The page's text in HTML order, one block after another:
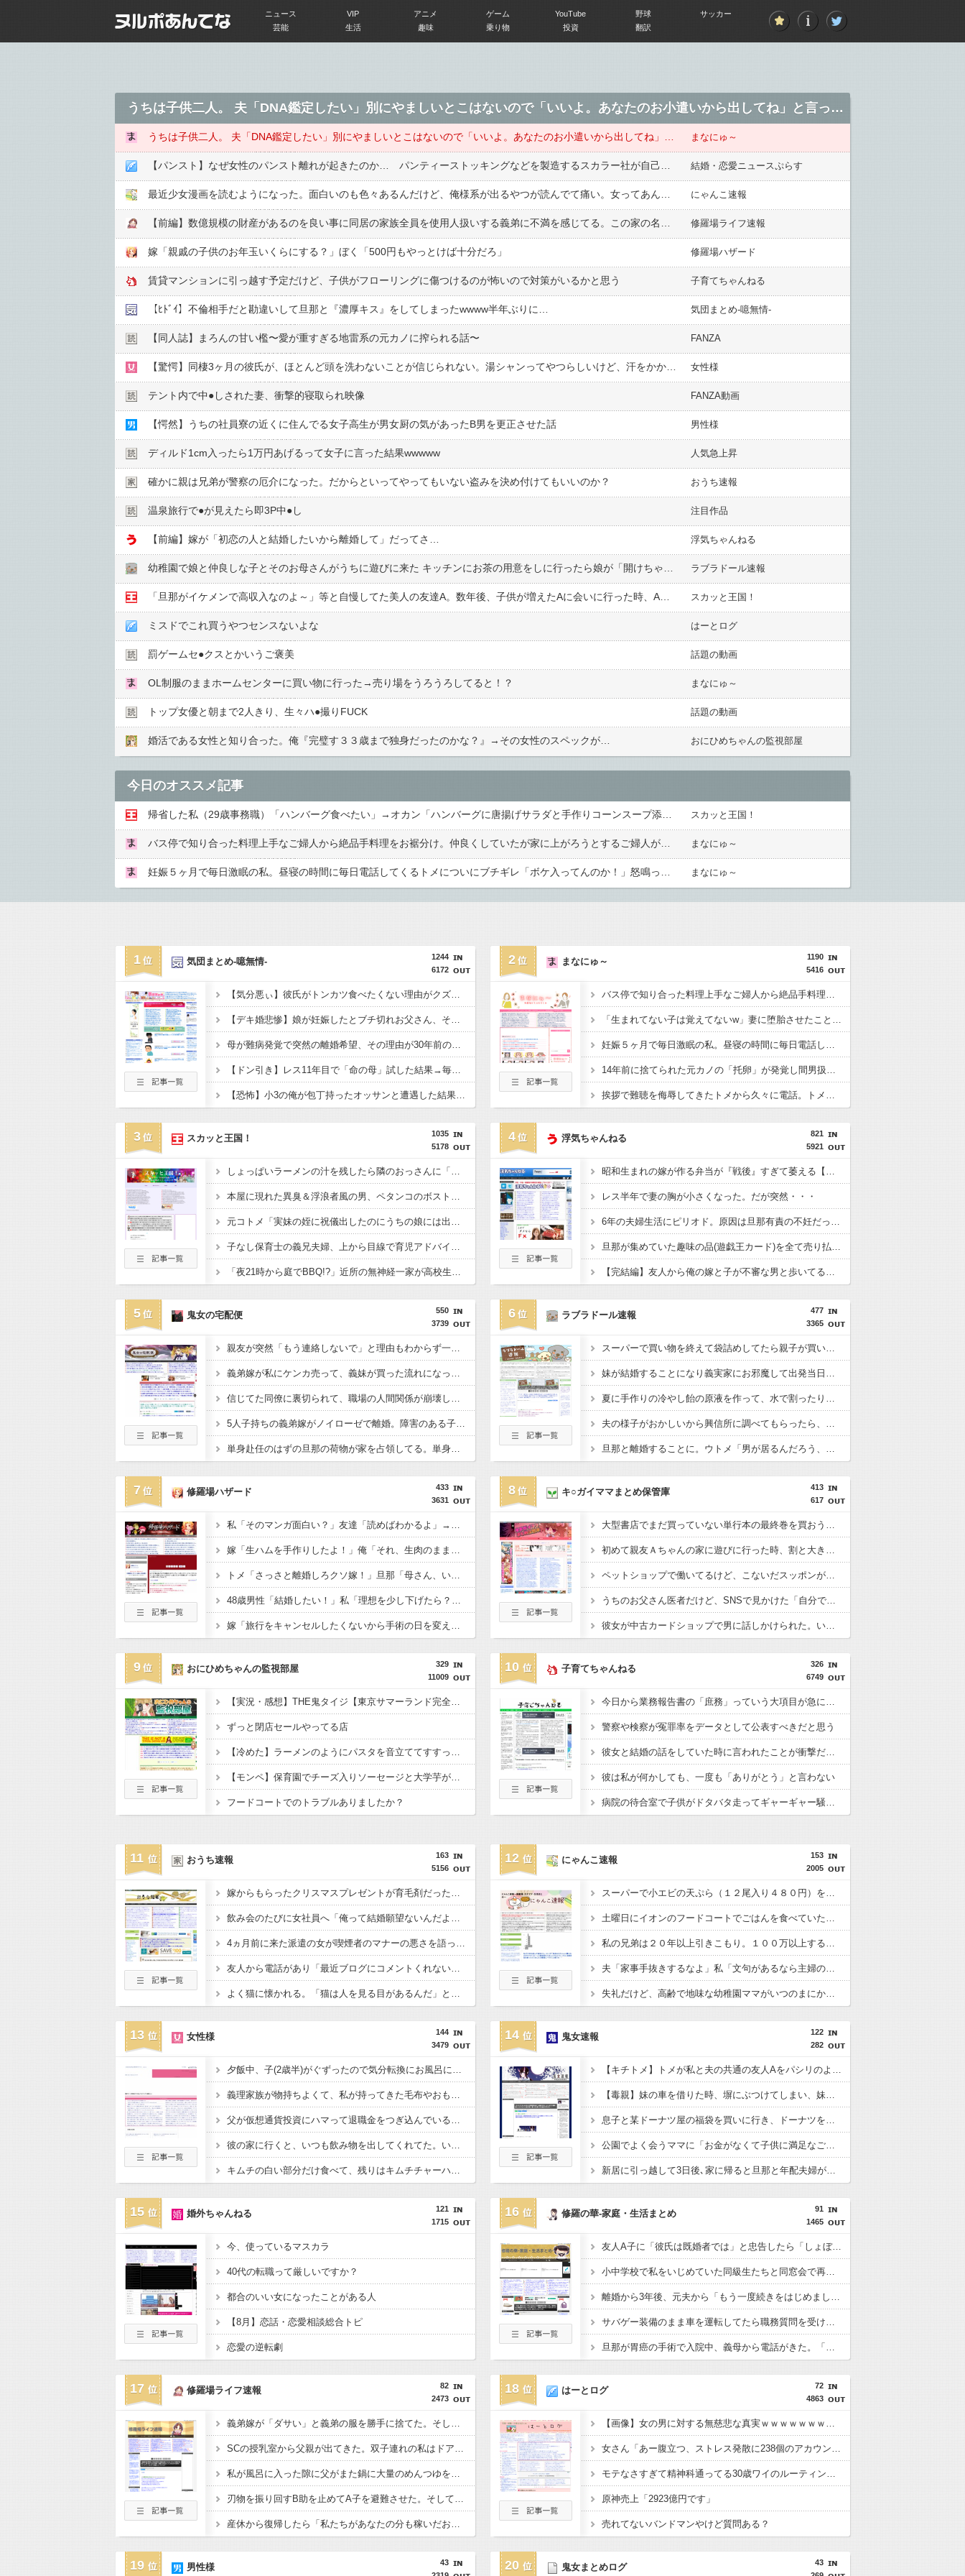
ニュース VIP アニメ ゲーム YouTube 野球
サッカー
芸能
生活 趣味 乗り物 投資 翻訳
うちは子供二人。 夫「DNA鑑定したい」別にやましいとこはないので「いいよ。あなたのお小遣いから出してね」と言ったが！？
まなにゅ～
結婚・恋愛ニュースぷらす
にゃんこ速報
修羅場ライフ速報
嫁「親戚の子供のお年玉いくらにする？」ぼく「500円もやっとけば十分だろ」 修羅場ハザード
賃貸マンションに引っ越す予定だけど、子供がフローリングに傷つけるのが怖いので対策がいるかと思う 子育てちゃんねる
【ﾋﾄﾞｲ】不倫相手だと勘違いして旦那と『濃厚キス』をしてしまったwwww半年ぶりに… 気団まとめ-噫無情-
【同人誌】まろんの甘い檻〜愛が重すぎる地雷系の元カノに搾られる話〜 FANZA
女性様
テント内で中●︎しされた妻、衝撃的寝取られ映像 FANZA動画
【愕然】うちの社員寮の近くに住んでる女子高生が男女厨の気があったB男を更正させた話 男性様
ディルド1cm入ったら1万円あげるって女子に言った結果wwwww 人気急上昇
確かに親は兄弟が警察の厄介になった。だからといってやってもいない盗みを決め付けてもいいのか？ おうち速報
温泉旅行で●︎が見えたら即3P中●︎し 注目作品
【前編】嫁が「初恋の人と結婚したいから離婚して」だってさ… 浮気ちゃんねる
ラブラドール速報
スカッと王国！
ミスドでこれ買うやつセンスないよな はーとログ
罰ゲームセ●︎クスとかいうご褒美 話題の動画
OL制服のままホームセンターに買い物に行った→売り場をうろうろしてると！？ まなにゅ～
トップ女優と朝まで2人きり、生々ハ●︎撮りFUCK 話題の動画
婚活である女性と知り合った。俺『完璧す３３歳まで独身だったのかな？』→その女性のスペックが… おにひめちゃんの監視部屋
今日のオススメ記事
スカッと王国！
まなにゅ～
まなにゅ～
1
1244
6172
気団まとめ-噫無情-
【気分悪ぃ】彼氏がトンカツ食べたくない理由がクズすぎて...ｗｗｗｗ
【デキ婚悲惨】娘が妊娠したとブチ切れお父さん、その後ｗｗｗｗ
母が難病発覚で突然の離婚希望、その理由が30年前の夫の不倫！？
【ドン引き】レス11年目で「命の母」試した結果→毎日2回の性欲にｗｗｗ
【恐怖】小3の俺が包丁持ったオッサンと遭遇した結果・・・警察が衝撃の理由を語ったｗｗｗｗ
2
1190
5416
まなにゅ～
バス停で知り合った料理上手なご婦人から絶品手料理をお裾分け。仲良くしていたが家に上がろうとするご婦人が娘に放った『失礼すぎる一言』に絶句←手料理は美味しかったのに性格クセ強すぎ
「生まれてない子は覚えてないw」妻に堕胎させたことを忘れ開き直るクソ叔父→その場にいた流産直後の嫁や子供など『10人』が泣き叫ぶ地獄絵図へ
妊娠５ヶ月で毎日激眠の私。昼寝の時間に毎日電話してくるトメについにブチギレ「ボケ入ってんのか！」怒鳴ってガチャ切りした結果ｗｗ←妊婦の睡眠を邪魔する奴は容赦しない
14年前に捨てられた元カノの「托卵」が発覚し間男扱いされた。妻の疑いの視線の中、昔捨てずに残していた『〇〇』を持ち出した結果←修理屋のオッサンの技術力とノリが神すぎる
挨拶で難聴を侮辱してきたトメから久々に電話。トメ「私は元気よ！」私「でもお義父さんから…」トメの『痔』に効く温泉を紹介してあげたら大発狂した←お義父さんノリノリで温泉行ってて草
3
1035
5178
スカッと王国！
しょっぱいラーメンの汁を残したら隣のおっさんに「何故残す！」と怒鳴られた……友人にも「スープが本体だろあり得ない」と説教されたんだが、塩分過剰だし味の好みは自由だろ！
本屋に現れた異臭＆浮浪者風の男、ペタンコのボストンバッグをパンパンにして無会計で退店！Gメンに確保され「なんで？」と本気で困惑ｗｗｗ
元コトメ「実妹の姪に祝儀出したのにうちの娘には出さないの!?差別だ100万出せ！」→断ったら我が家に侵入して1000万相当の宝飾品を泥＆夫の形見を破壊！
子なし保育士の義兄夫婦、上から目線で育児アドバイスされる日々に限界！「この時期は知育おもちゃが〜」と理想論を語り、義父母も「頼れ頼れ」とウザすぎる・・・
「夜21時から庭でBBQ!?」近所の無神経一家が高校生を集めて大騒ぎ！役所の環境課に勤める父親も放置・・ギャーギャー騒いでるのに何で注意しないの？
4
821
5921
浮気ちゃんねる
昭和生まれの嫁が作る弁当が『戦後』すぎて萎える【画像あり】
レス半年で妻の胸が小さくなった。だが突然・・・
6年の夫婦生活にピリオド。原因は旦那有責の不妊だった。不妊が発覚した地点で離婚すればよかった...
旦那が集めていた趣味の品(遊戯王カード)を全て売り払った結果こうなった
【完結編】友人から俺の嫁と子が不審な男と歩いてると聞いた俺。単身赴任先から興信所に相談した結果
5
550
3739
鬼女の宅配便
親友が突然「もう連絡しないで」と理由もわからず一方的に切られた。数年後に地元へ帰ってみると…
義弟嫁が私にケンカ売って、義妹が買った流れになってしまった。その勘違いが思わぬ方向へ転がっていき…
信じてた同僚に裏切られて、職場の人間関係が崩壊した。職場の人間関係が一気に壊れてしまい…
5人子持ちの義弟嫁がノイローゼで離婚。障害のある子を含む3人の子どもを預かることになったのだが...
単身赴任のはずの旦那の荷物が家を占領してる。単身赴任でほとんど帰らない癖に...
6
477
3365
ラブラドール速報
スーパーで買い物を終えて袋詰めしてたら親子が買い物袋山盛りのカートを一台ずつ押してた 自転車に乗せるには多すぎるので、どうするんだろうと思って見ていたら…
妹が結婚することになり義実家にお邪魔して出発当日の予定を話していた すると義兄嫁が「北海道って、ご祝儀1万8千円って指定してくるんだって？」 と聞いてきて…
夏に手作りの冷やし飴の原液を作って、水で割ったりソーダで割ったりして子供の友達にも振る舞っていた → すると子供の友達でもなんでもない子のママがうちに来て…
夫の様子がおかしいから興信所に調べてもらったら、会社の23歳の女の子と不倫してた → 更に保険証の期限が過ぎても新しいの送られてこないので会社に問い合わせたら、衝撃の事実が！
旦那と離婚することに。ウトメ「男が居るんだろう、それで男に色々入れられたんだろう慰謝料払え」私「男が居て、コンセントになったのはそちらの息子さんのほうですよ」後はシラネｗ
7
433
3631
修羅場ハザード
私「そのマンガ面白い？」友達「読めばわかるよ」→感想を聞きたかっただけなのに話が噛み合わなくて…
嫁「生ハムを手作りしたよ！」俺「それ、生肉のままじゃないか！」→食べてしまった翌日にまさかの事態が…
トメ「さっさと離婚しろクソ嫁！」旦那「母さん、いい加減にしろ！」→思わぬ形で旦那が味方してくれて…
48歳男性「結婚したい！」私「理想を少し下げたら？」→女性への条件が厳しすぎて誰も相手にされず…
嫁「旅行をキャンセルしたくないから手術の日を変えて」俺「いや、それおかしくない？」→納得できず…
8
413
617
キ○ガイママまとめ保管庫
大型書店でまだ買っていない単行本の最終巻を買おうとしたら最新刊が売り場になかった。
初めて親友Ａちゃんの家に遊びに行った時、割と大き目な飾り棚にみっちり人形が飾られてた。
ペットショップで働いてるけど、こないだスッポンが入荷した。
うちのお父さん医者だけど、SNSで見かけた「自分で施術した部分しか見てない医師」そっくり。
彼女が中古カードショップで男に話しかけられた。いきなり彼女の持ち歩いてたカードを品定めしだしたらしく…
9
329
11009
おにひめちゃんの監視部屋
【実況・感想】THE鬼タイジ【東京サマーランド完全占拠】VIVANT超大物俳優＆M!LK初参戦 【アンチ・誹謗中傷禁止】
ずっと閉店セールやってる店
【冷めた】ラーメンのようにパスタを音立ててすすった男にドン引き！パスタすするってありえないでしょ！
【モンペ】保育園でチーズ入りソーセージと大学芋が禁止になった。原因は有名なモンペ集団で以前にもキャラ弁や可愛いピックやカもそいつらのせいで禁止になった
フードコートでのトラブルありましたか？
10
326
6749
子育てちゃんねる
今日から業務報告書の「庶務」っていう大項目が急に廃止されたんだけど意味不明すぎる
警察や検察が冤罪率をデータとして公表すべきだと思う
彼女と結婚の話をしていた時に言われたことが衝撃だった
彼は私が何かしても、一度も「ありがとう」と言わない
病院の待合室で子供がドタバタ走ってギャーギャー騒いでても親はスマホポチポチか談笑で放置
11
163
5156
おうち速報
嫁からもらったクリスマスプレゼントが育毛剤だった。フサフサでピチピチの30歳だけど育毛剤だった
飲み会のたびに女社員へ「俺って結婚願望ないんだよね」とささやく男社員がいる
4ヵ月前に来た派遣の女が喫煙者のマナーの悪さを語った。「そこまで悪い人は滅多に見ない」と指摘した
友人から電話があり「最近ブログにコメントくれないね」と言われた
よく猫に懐かれる。「猫は人を見る目があるんだ」と自慢してきたけれど、今日たまたま読んだ記事であることを目にした
12
153
2005
にゃんこ速報
スーパーで小エビの天ぷら（１２尾入り４８０円）を買った。レジ係の人「５７６０円です」私「えっ！？間違いじゃないですか？」レジ「いや、４８０円は１匹の値段なので」
土曜日にイオンのフードコートでごはんを食べていたら、隣の席の家族がリンガーハットのちゃんぽん一杯を３人で分けて食べはじめた。誰にも迷惑はかけてないけどなんかモヤモヤ。
私の兄弟は２０年以上引きこもり。１００万以上する趣味の物を買わないと包丁で親を脅し、仕事の事なんて言ったら◯してやると大暴れ。最近の事件が本当に他人事じゃない。胃が痛い。
夫「家事手抜きするなよ」私「文句があるなら主婦の年収を支払ってから言え」夫「わかった。払うから家事しっかりやって」望むところだと啖呵を切ったけど、冷静に計算して後悔・・・
失礼だけど、高齢で地味な幼稚園ママがいつのまにか２人目妊娠しててモヤモヤする。うちは一人っ子確定なのに。旦那さんは年下で小綺麗なイケメン風で夫婦ラブラブだったのも意外。
13
144
3479
女性様
夕飯中、子(2歳半)がぐずったので気分転換にお風呂に入れて出てきたら「皿を片付けてないでしょ！義祖母が洗ったんだけど！？なめてるの？バカにしてるの？」と言われた…
義理家族が物持ちよくて、私が持ってきた毛布やおもちゃを使おうとしても、いつも古いものを使わされてしまう。
父が仮想通貨投資にハマって退職金をつぎ込んでいる…なんとか止めさせたいのだが。
彼の家に行くと、いつも飲み物を出してくれてた。いつもコーヒーをお願いしてたんだけど、なんかそのコーヒーって妙な匂いがしてたんだよね…その原因を知ってドン…
キムチの白い部分だけ食べて、残りはキムチチャーハンにしてるんだけど、友達に「失礼だよ！」って怒られた
14
122
282
鬼女速報
【キチトメ】トメが私と夫の共通の友人Aをパシリのように扱っていたことが発覚し・・・
【毒親】妹の車を借りた時、塀にぶつけてしまい、妹が凹んで泣きそうになっていたので…私「修理代出すね」母「そんなものいいから、お前の乗ってる車すぐに寄越せ！！」
息子と某ドーナツ屋の福袋を買いに行き、ドーナツを持って駐車場に向かって歩いていると…泥「２つもあるんだから貰ってあげる♪」と息子が持ってる袋を勢いよくひっぱり･･･
公園でよく会うママに「お金がなくて子供に満足なご飯を食べさせられない」と言われ、少しだけ買ってあげた。すると、それ以降要求が激しくなった→そして･･･
新居に引っ越して3日後､家に帰ると旦那と年配夫婦が談笑していた。挨拶すると…年配夫婦「三つ指ついてようこそおいでくださいました､というのが礼儀だろ」→そして…
15
121
1715
婚外ちゃんねる
今、使っているマスカラ
40代の転職って厳しいですか？
都合のいい女になったことがある人
【8月】恋話・恋愛相談総合トピ
恋愛の逆転劇
16
91
1465
修羅の華-家庭・生活まとめ
友人A子に「彼氏は既婚者では」と忠告したら「しょぼい男と付き合ってるから嫉妬」と言い回られた。それから数年後…
小中学校で私をいじめていた同級生たちと同窓会で再会した。有名大学での生活や彼氏の話をしたら気まずそうに…
離婚から3年後、元夫から「もう一度続きをはじめましょう」とメールが届いた。やり直す新婚旅行には元夫の両親も同行するそうで…
サバゲー装備のまま車を運転してたら職務質問を受けた。腰のエアガンを差し出そうとしたら警察官が本物の拳銃を抜こうとして…
旦那が胃癌の手術で入院中、義母から電話がきた。「明日の朝来なさい！場合によっては離婚してもらいます！」と怒鳴られ…
17
82
2473
修羅場ライフ速報
義弟嫁が「ダサい」と義弟の服を勝手に捨てた。そして新しい服は義弟の小遣いで自分好みの品を買うべきだと主張して…
SCの授乳室から父親が出てきた。双子連れの私はドアを開けて授乳するしかないので男性がいるのは嫌だ。
私が風呂に入った隙に父がまた鍋に大量のめんつゆを入れた。煮込んだコンソメスープがかつおだしの匂いだけに…
刃物を振り回すB助を止めてA子を避難させた。そして迎えた週明け、「冷酷で野蛮な人とは付き合えません」と告白も出来ず振られて…
産休から復帰したら「私たちがあなたの分も稼いだおかげ」と何度も言われた。休暇中の手当がどこから出ているかを伝えたら…
18
72
4863
はーとログ
【画像】女の男に対する無慈悲な真実ｗｗｗｗｗｗｗｗｗｗｗｗｗｗｗｗｗｗｗｗｗｗｗｗ
女さん「あー腹立つ、ストレス発散に238個のアカウント使ってアニメグッズ予約してキャンセルしたろ」
モテなさすぎて精神科通ってる30歳ワイのルーティンがこちらwww
原神売上「2923億円です」
売れてないバンドマンやけど質問ある？
19
43
男性様 20
43
鬼女まとめログ